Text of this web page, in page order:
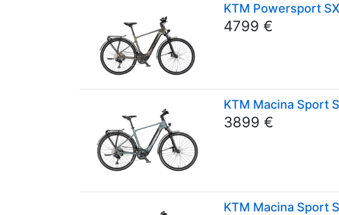
KTM Powersport
4799 €
KTM Macina Sport
3899 €
KTM Macina Sport